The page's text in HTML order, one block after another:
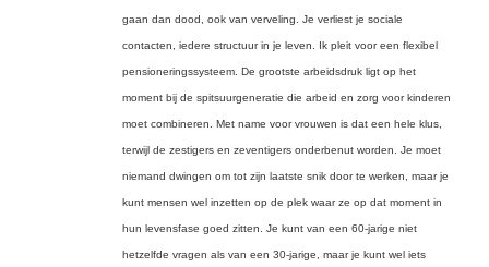
gaan dan dood, ook van verveling. Je verliest je sociale
contacten, iedere structuur in je leven. Ik pleit voor een flexibel
pensioneringssysteem. De grootste arbeidsdruk ligt op het
moment bij de spitsuurgeneratie die arbeid en zorg voor kinderen
moet combineren. Met name voor vrouwen is dat een hele klus,
terwijl de zestigers en zeventigers onderbenut worden. Je moet
niemand dwingen om tot zijn laatste snik door te werken, maar je
kunt mensen wel inzetten op de plek waar ze op dat moment in
hun levensfase goed zitten. Je kunt van een 60-jarige niet
hetzelfde vragen als van een 30-jarige, maar je kunt wel iets